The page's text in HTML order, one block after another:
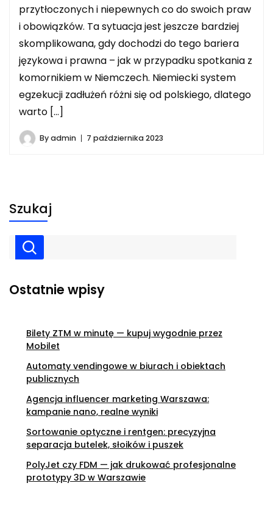
przytłoczonych i niepewnych co do swoich praw
i obowiązków. Ta sytuacja jest jeszcze bardziej
skomplikowana, gdy dochodzi do tego bariera
językowa i prawna – jak w przypadku spotkania z
komornikiem w Niemczech. Niemiecki system
egzekucji zadłużeń różni się od polskiego, dlatego
warto […]
Byadmin 7 października 2023
Szukaj
Ostatnie wpisy
Bilety ZTM w minutę — kupuj wygodnie przez
Mobilet
Automaty vendingowe w biurach i obiektach
publicznych
Agencja influencer marketing Warszawa:
kampanie nano, realne wyniki
Sortowanie optyczne i rentgen: precyzyjna
separacja butelek, słoików i puszek
PolyJet czy FDM — jak drukować profesjonalne
prototypy 3D w Warszawie